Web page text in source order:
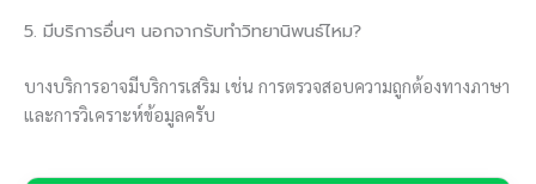
5. มีบริการอื่นๆ นอกจากรับทำวิทยานิพนธ์ไหม?
บางบริการอาจมีบริการเสริม เช่น การตรวจสอบความถูกต้องทางภาษา
และการวิเคราะห์ข้อมูลครับ